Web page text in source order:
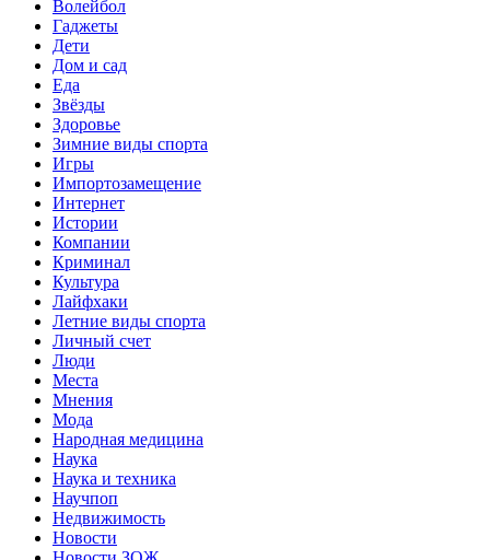
Волейбол
Гаджеты
Дети
Дом и сад
Еда
Звёзды
Здоровье
Зимние виды спорта
Игры
Импортозамещение
Интернет
Истории
Компании
Криминал
Культура
Лайфхаки
Летние виды спорта
Личный счет
Люди
Места
Мнения
Мода
Народная медицина
Наука
Наука и техника
Научпоп
Недвижимость
Новости